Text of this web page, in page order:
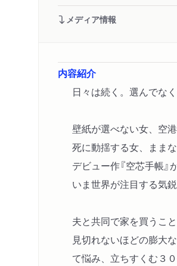
メディア情報
内容紹介
日々は続く。選んでな
壁紙が選べない女、空
死に動揺する女、まま
デビュー作『空芯手帳』
いま世界が注目する気
夫と共同で家を買うこ
見切れないほどの膨大
て悩み、立ちすくむ３０